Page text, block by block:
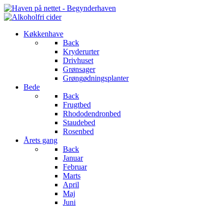
Køkkenhave
Back
Kryderurter
Drivhuset
Grønsager
Grøngødningsplanter
Bede
Back
Frugtbed
Rhododendronbed
Staudebed
Rosenbed
Årets gang
Back
Januar
Februar
Marts
April
Maj
Juni